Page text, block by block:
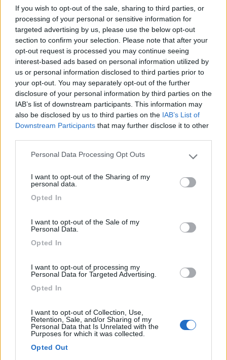
If you wish to opt-out of the sale, sharing to third parties, or
processing of your personal or sensitive information for
targeted advertising by us, please use the below opt-out
section to confirm your selection. Please note that after your
opt-out request is processed you may continue seeing
interest-based ads based on personal information utilized by
us or personal information disclosed to third parties prior to
your opt-out. You may separately opt-out of the further
disclosure of your personal information by third parties on the
IAB’s list of downstream participants. This information may
also be disclosed by us to third parties on the IAB’s List of
Downstream Participants that may further disclose it to other
Please note that this website/app uses one or more Google
not limited to your visit or usage behaviour. You may click to
grant or deny consent to Google and its third-party tags to
use your data for below specified purposes in below Google
Personal Data Processing Opt Outs
I want to opt-out of the Sharing of my
personal data.
Opted In
I want to opt-out of the Sale of my
Personal Data.
Opted In
I want to opt-out of processing my
Personal Data for Targeted Advertising.
Opted In
I want to opt-out of Collection, Use,
Retention, Sale, and/or Sharing of my
Personal Data that Is Unrelated with the
Purposes for which it was collected.
Opted Out
Area di sosta (PS+CS)
Azienda Agricola El Logasc
8 6
Servizi / Posizione
Agricampeggio a nord-est del lago di Como, sulle
Colico (LC) - 83.9km
Via Laghetto
Area di sosta (PS)